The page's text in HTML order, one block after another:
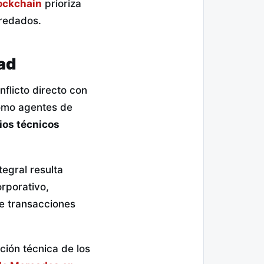
prioriza
directo con
agentes de
técnicos
resulta
transacciones
técnica de los